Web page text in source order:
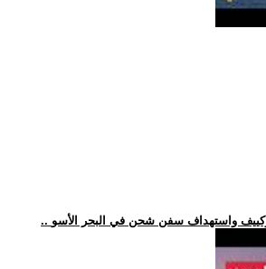
وكييف واستهداف سفن شحن في البحر الأسو